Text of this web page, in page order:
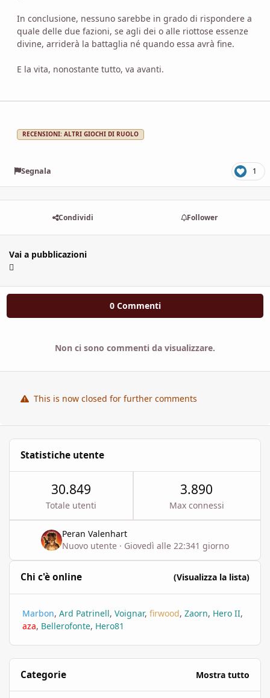
In conclusione, nessuno sarebbe in grado di rispondere a
quale delle due fazioni, se agli dei o alle riottose essenze
divine, arriderà la battaglia né quando essa avrà fine.
E la vita, nonostante tutto, va avanti.
RECENSIONI: ALTRI GIOCHI DI RUOLO
Segnala 1
Condividi Follower
Vai a pubblicazioni
0 Commenti
Non ci sono commenti da visualizzare.
This is now closed for further comments
Statistiche utente
30.849
Totale utenti
3.890
Max connessi
Peran Valenhart
Nuovo utente · Giovedì alle 22:341 giorno
Chi c'è online (Visualizza la lista)
Marbon Ard Patrinell Voignar firwood Zaorn Hero II
aza Bellerofonte Hero81
Categorie Mostra tutto